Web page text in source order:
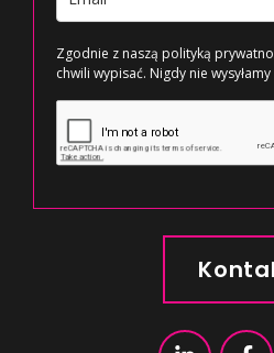
Zgodnie z naszą polityką
chwili wypisać. Nigdy nie